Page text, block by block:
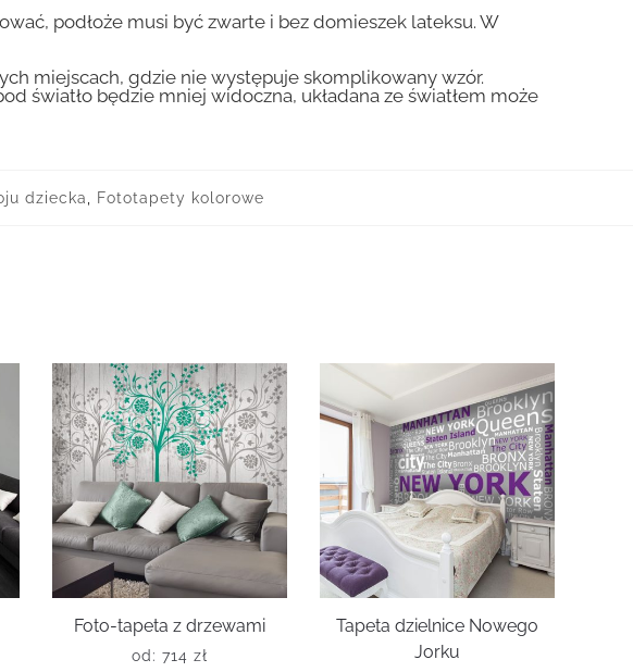
podłoże musi być zwarte i bez domieszek lateksu. W
miejscach, gdzie nie występuje skomplikowany wzór.
światło będzie mniej widoczna, układana ze światłem może
dziecka, Fototapety kolorowe
Foto-tapeta z drzewami
od: 714 zł
Tapeta dzielnice Nowego
Jorku